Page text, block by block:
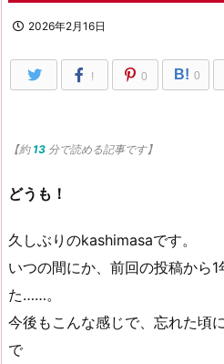
2026年2月16日
! 0 B! 0
【約13 分で読める記事です】
どうも！
久しぶりのkashimasaです。
いつの間にか、前回の投稿から
た……。
今後もこんな感じで、忘れた頃
で